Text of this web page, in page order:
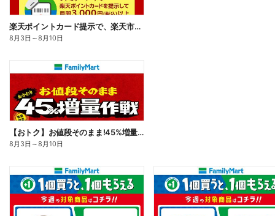
楽天ポイントカード提示で、楽天市場でのお買い物がおトクに!
8月3日 ～8月10日
【おトク】お値段そのまま!45%増量作戦!
8月3日 ～8月10日